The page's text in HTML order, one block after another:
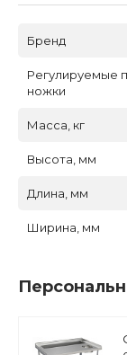
Бренд
Регулируемые
ножки
Масса, кг
Высота, мм
Длина, мм
Ширина, мм